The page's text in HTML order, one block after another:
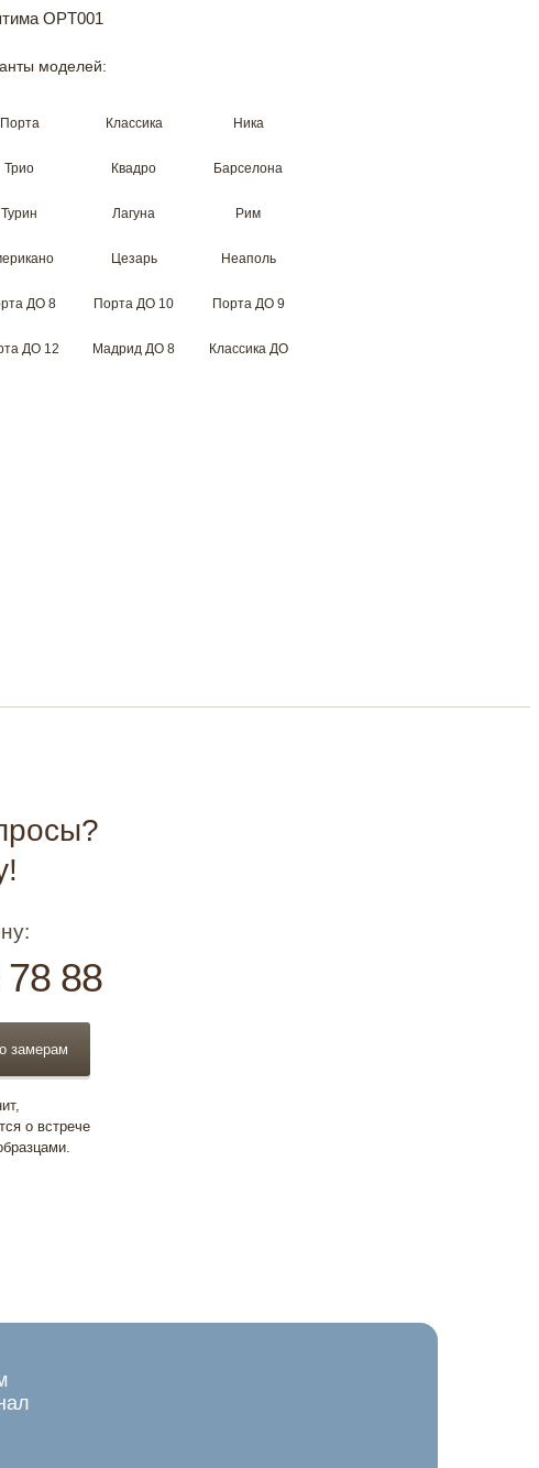
моделей:
Порта Классика Ника
Трио Квадро Барселона
Турин Лагуна Рим
Цезарь Неаполь
ДО 8 Порта ДО 10 Порта ДО 9
ДО 12 Мадрид ДО 8 Классика ДО
88
замерам
о встрече